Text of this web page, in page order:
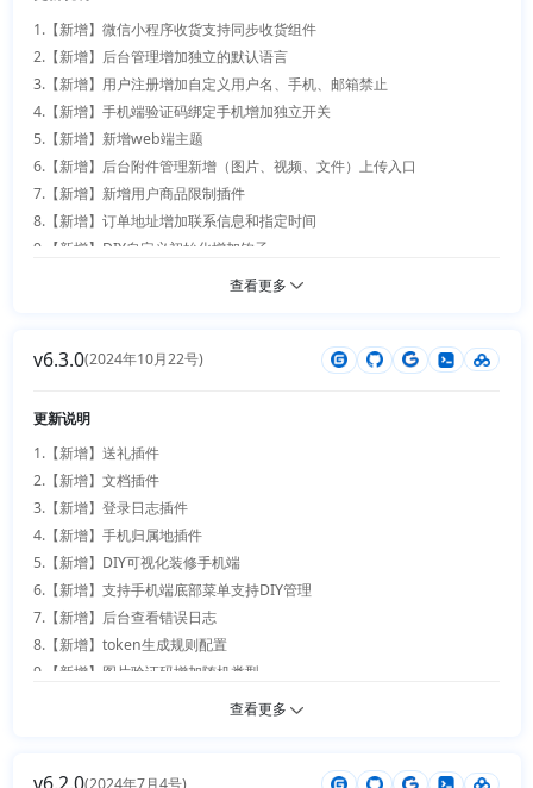
27.【优化】进销存编码更新优化、标签打印支持多语言
28.【优化】获取验证码输入框去除叉，其他优化
29.【优化】文档插件插件细节优化、增加第三方代码、目录和文章排序值
改变有同步优化
30.【优化】第三方登录插件扫码登录提示优化、支持闽诊通
31.【优化】订单售后选择类型、未发货不能选择退货
32.【优化】支付宝userid转openid
33.【优化】用户头像上传支持url
34.【优化】报价单优化（支持详情导出、规格体积）
35.【优化】发票插件专业电子附件无法查看修复
16.【优化】商品详情页左侧更多增加开关
17.【优化】订单详情单号支持复制
18.【优化】进销存支持订单服务
19.【优化】门店订单打印支持指定时间
20.【优化】门店收银台订单初始化性能优化
21.【优化】多商户收益管理页面bug修复
22.【优化】会员等级规格支持0元、支持会员费用支持返现到钱包
23.【优化】订单语音提醒支持复制单号和查看订单详情
25.【优化】博客新增封面开关，用户手机绑定注册限制验证
28.【优化】支付插件优化，安装插件优化
30.【优化】后台插件管理状态操作优化
31.【优化】cookie优化
1.【新增】微信小程序收货支持同步收货组件
2.【新增】后台管理增加独立的默认语言
3.【新增】用户注册增加自定义用户名、手机、邮箱禁止
4.【新增】手机端验证码绑定手机增加独立开关
5.【新增】新增web端主题
6.【新增】后台附件管理新增（图片、视频、文件）上传入口
7.【新增】新增用户商品限制插件
8.【新增】订单地址增加联系信息和指定时间
9.【新增】DIY自定义初始化增加钩子
10.【新增】积分商城支持积分+金额方式兑换
13.【新增】应用商店可以直接安装插件
15.【优化】客服功能bug修复（客服，多商户）
17.【优化】web端规格切换url路径层级更新优化
18.【优化】表格列表数据打印分页无效修复
19.【优化】微信小程序支持强制提示基础信息提示，并且同时支持手机号
码一键获取
20.【优化】配置信息读取细节优化
21.【优化】分销插件优化，支持商品不参与和仅参与，等级单独配置购买
获得
22.【优化】token生成错误修复
查看更多
v6.3.0(2024年10月22号)
更新说明
1.【新增】送礼插件
2.【新增】文档插件
3.【新增】登录日志插件
4.【新增】手机归属地插件
5.【新增】DIY可视化装修手机端
6.【新增】支持手机端底部菜单支持DIY管理
7.【新增】后台查看错误日志
8.【新增】token生成规则配置
9.【新增】图片验证码增加随机类型
10.【新增】附件管理、附件分类管理
13.【新增】主题、支付方式、插件、页面设计、DIY装修支持在线导入
查看更多
(2024年7月4号)